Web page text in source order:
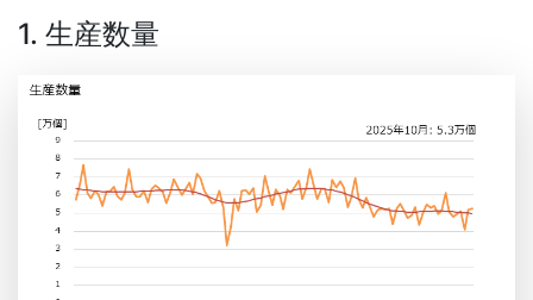
1. 生産数量